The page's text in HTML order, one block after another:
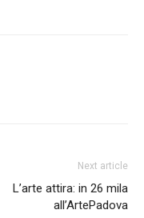
Next article
L’arte attira: in 26 mila
all’ArtePadova